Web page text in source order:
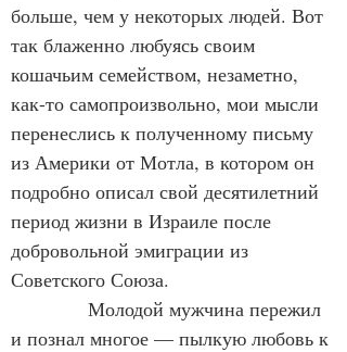
больше, чем у некоторых людей. Вот
так блаженно любуясь своим
кошачьим семейством, незаметно,
как-то самопроизвольно, мои мысли
перенеслись к полученному письму
из Америки от Мотла, в котором он
подробно описал свой десятилетний
период жизни в Израиле после
добровольной эмиграции из
Советского Союза.
Молодой мужчина пережил
и познал многое — пылкую любовь к